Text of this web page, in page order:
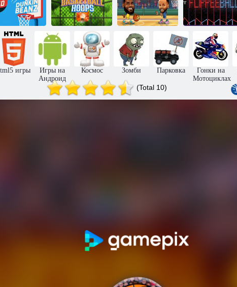
Плавающий
Данк
Пять колец Блок корзины 2
Случайный
баскетбол
Бобовый
бросок
Баскетбольные
кольца
Баскетбольные
звёзды
игры
Игры на
Андроид
Космос Зомби Парковка
Гонки на
Мотоциклах
(Total 10)